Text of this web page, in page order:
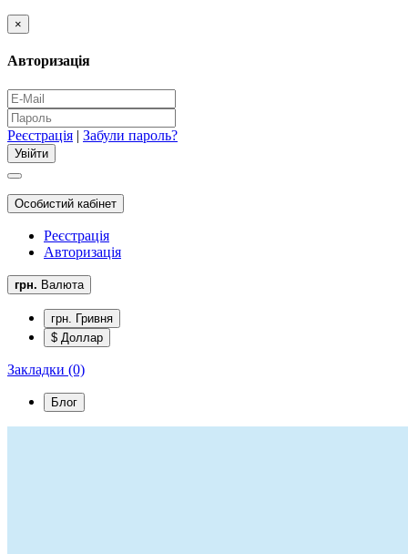
×
Авторизація
Реєстрація | Забули пароль?
Особистий кабінет
Реєстрація
Авторизація
грн. Валюта
грн. Гривня
$ Доллар
Закладки (0)
Блог